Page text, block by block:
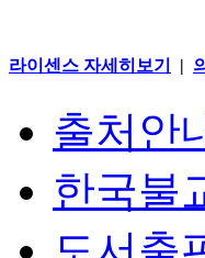
라이센스 자세히보기 |
출처안
한국불